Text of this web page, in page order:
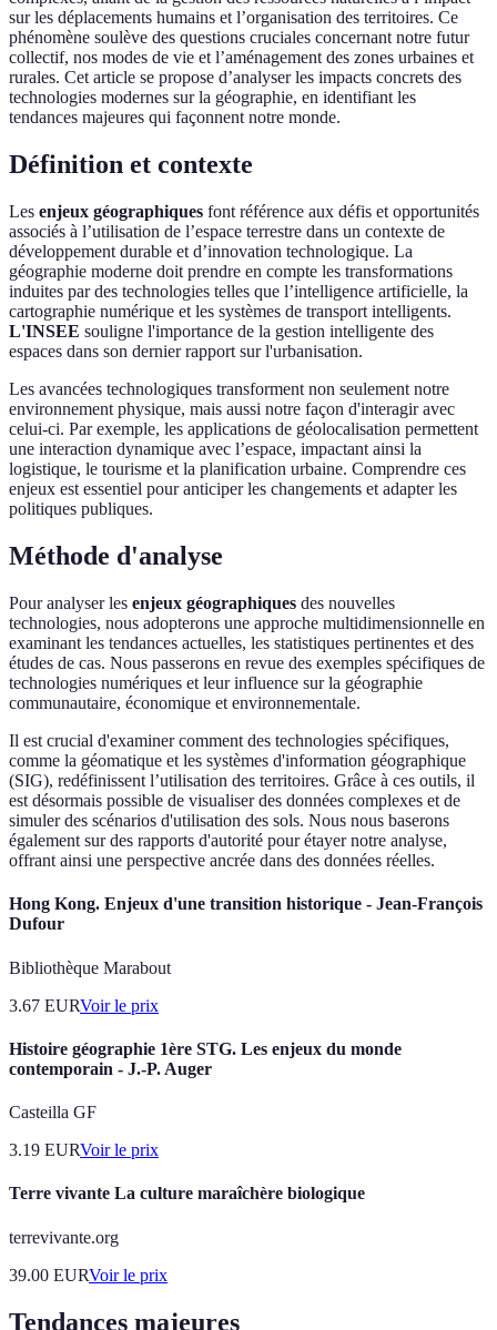
sur les déplacements humains et l’organisation des territoires. Ce
phénomène soulève des questions cruciales concernant notre futur
collectif, nos modes de vie et l’aménagement des zones urbaines et
rurales. Cet article se propose d’analyser les impacts concrets des
technologies modernes sur la géographie, en identifiant les
tendances majeures qui façonnent notre monde.
Définition et contexte
Les enjeux géographiques font référence aux défis et opportunités
associés à l’utilisation de l’espace terrestre dans un contexte de
développement durable et d’innovation technologique. La
géographie moderne doit prendre en compte les transformations
induites par des technologies telles que l’intelligence artificielle, la
cartographie numérique et les systèmes de transport intelligents.
L'INSEE souligne l'importance de la gestion intelligente des
espaces dans son dernier rapport sur l'urbanisation.
Les avancées technologiques transforment non seulement notre
environnement physique, mais aussi notre façon d'interagir avec
celui-ci. Par exemple, les applications de géolocalisation permettent
une interaction dynamique avec l’espace, impactant ainsi la
logistique, le tourisme et la planification urbaine. Comprendre ces
enjeux est essentiel pour anticiper les changements et adapter les
politiques publiques.
Méthode d'analyse
Pour analyser les enjeux géographiques des nouvelles
technologies, nous adopterons une approche multidimensionnelle en
examinant les tendances actuelles, les statistiques pertinentes et des
études de cas. Nous passerons en revue des exemples spécifiques de
technologies numériques et leur influence sur la géographie
communautaire, économique et environnementale.
Il est crucial d'examiner comment des technologies spécifiques,
comme la géomatique et les systèmes d'information géographique
(SIG), redéfinissent l’utilisation des territoires. Grâce à ces outils, il
est désormais possible de visualiser des données complexes et de
simuler des scénarios d'utilisation des sols. Nous nous baserons
également sur des rapports d'autorité pour étayer notre analyse,
offrant ainsi une perspective ancrée dans des données réelles.
Hong Kong. Enjeux d'une transition historique - Jean-François
Dufour
Bibliothèque Marabout
3.67 EURVoir le prix
Histoire géographie 1ère STG. Les enjeux du monde
contemporain - J.-P. Auger
Casteilla GF
3.19 EURVoir le prix
Terre vivante La culture maraîchère biologique
terrevivante.org
39.00 EURVoir le prix
Tendances majeures